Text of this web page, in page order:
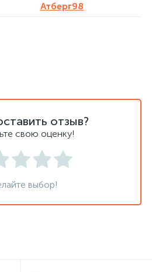
Атберг98
отзыв?
свою оценку!
выбор!